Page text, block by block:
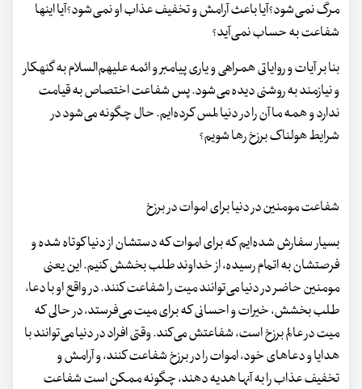
مرگ نمی‌شود؟آیا باعث آرامش و تخفیف عذاب او نمی‌شود؟آیا اینها
شفاعت به حساب نمی‌آید؟
بنا بر آیات و روایاتی همراهی و یاری پیامبر و ائمه علیهم‌السلام به گنهکار
و نیازمند به روشنی دیده می‌شود. پس شفاعت اختصاص به قیامت
ندارد و همه ما آن را در دنیا لمس کرده‌ایم. حال چگونه می‌شود در
شرایط هولناک برزخ رها شویم؟
شفاعت مومنین در دنیا برای اموات در برزخ
بسیار سفارش شده‌ایم که برای اموات که دستشان از دنیا کوتاه شده و
فرصتشان به اتمام رسیده، از خداوند طلب بخشش کنیم. این یعنی
مومنین حاضر در دنیا می‌توانند میت را شفاعت کنند. در واقع او با دعا،
طلب بخشش، خیرات و احسانی که برای میت می‌فرستد، در حالی که
میت در عالم برزخ است، شفاعتش می‌کند. وقتی افراد در دنیا می‌توانند با
هدایا و دعاهای خود، اموات را در برزخ شفاعت کنند، و آرامش و
تخفیف عذاب را به آنها هدیه دهند، چگونه ممکن است شفاعت